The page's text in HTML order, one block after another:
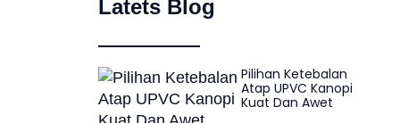
Latets Blog
Pilihan Ketebalan
Atap UPVC Kanopi
Kuat Dan Awet